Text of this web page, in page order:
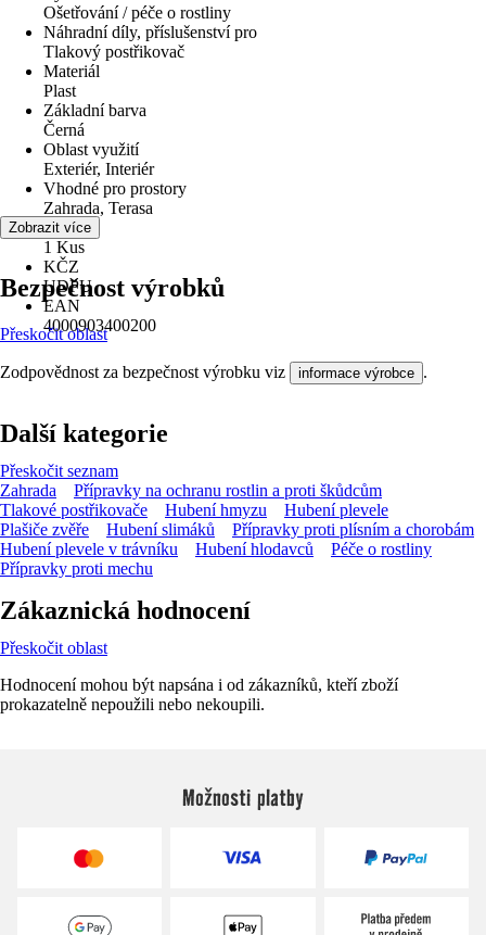
Ošetřování / péče o rostliny
Náhradní díly, příslušenství pro
Tlakový postřikovač
Materiál
Plast
Základní barva
Černá
Oblast využití
Exteriér, Interiér
Vhodné pro prostory
Zahrada, Terasa
Obsah
1 Kus
KČZ
UDPU
EAN
4000903400200
Zobrazit více
Bezpečnost výrobků
Přeskočit oblast
Zodpovědnost za bezpečnost výrobku viz informace výrobce .
Další kategorie
Přeskočit seznam
Zahrada
Přípravky na ochranu rostlin a proti škůdcům
Tlakové postřikovače
Hubení hmyzu
Hubení plevele
Plašiče zvěře
Hubení slimáků
Přípravky proti plísním a chorobám
Hubení plevele v trávníku
Hubení hlodavců
Péče o rostliny
Přípravky proti mechu
Zákaznická hodnocení
Přeskočit oblast
Hodnocení mohou být napsána i od zákazníků, kteří zboží
prokazatelně nepoužili nebo nekoupili.
Možnosti platby